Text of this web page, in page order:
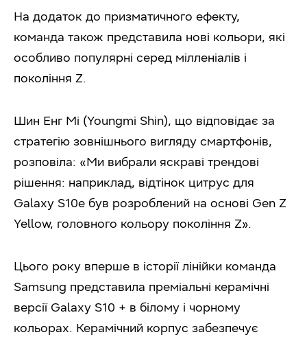
На додаток до призматичного ефекту,
команда також представила нові кольори, які
особливо популярні серед мілленіалів і
покоління Z.
Шин Енг Мі (Youngmi Shin), що відповідає за
стратегію зовнішнього вигляду смартфонів,
розповіла: «Ми вибрали яскраві трендові
рішення: наприклад, відтінок цитрус для
Galaxy S10e був розроблений на основі Gen Z
Yellow, головного кольору покоління Z».
Цього року вперше в історії лінійки команда
Samsung представила преміальні керамічні
версії Galaxy S10 + в білому і чорному
кольорах. Керамічний корпус забезпечує